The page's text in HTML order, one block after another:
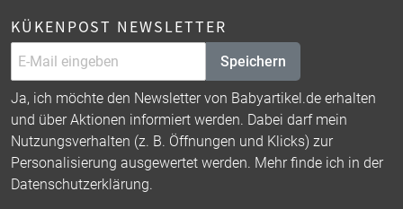
KÜKENPOST NEWSLETTER
Speichern
Ja, ich möchte den Newsletter von Babyartikel.de erhalten
und über Aktionen informiert werden. Dabei darf mein
Nutzungsverhalten (z. B. Öffnungen und Klicks) zur
Personalisierung ausgewertet werden. Mehr finde ich in der
Datenschutzerklärung.